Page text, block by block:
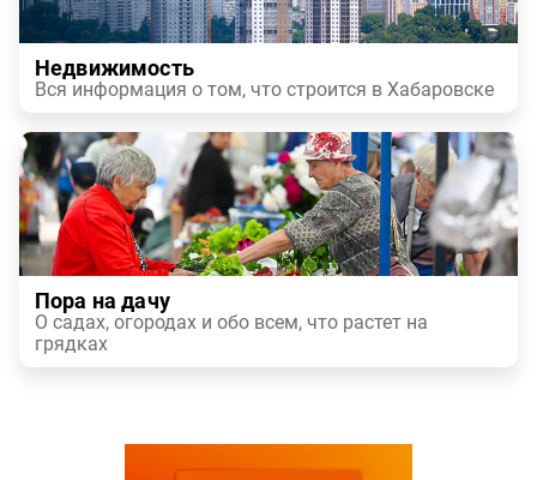
Недвижимость
Вся информация о том, что строится в Хабаровске
Пора на дачу
О садах, огородах и обо всем, что растет на
грядках